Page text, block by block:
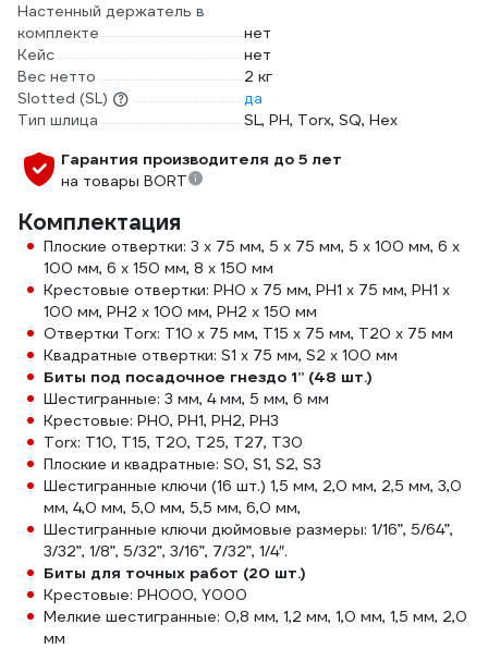
Настенный держатель в
комплекте
нет
Кейс
нет
Вес нетто
2 кг
Slotted (SL)
да
Тип шлица
SL, PH, Torx, SQ, Hex
Гарантия производителя до 5 лет
на товары BORT
Комплектация
Плоские отвертки: 3 x 75 мм, 5 x 75 мм, 5 x 100 мм, 6 x
100 мм, 6 x 150 мм, 8 x 150 мм
Крестовые отвертки: PH0 x 75 мм, PH1 x 75 мм, PH1 x
100 мм, PH2 x 100 мм, PH2 x 150 мм
Отвертки Torx: T10 x 75 мм, T15 x 75 мм, T20 x 75 мм
Квадратные отвертки: S1 x 75 мм, S2 x 100 мм
Биты под посадочное гнездо 1” (48 шт.)
Шестигранные: 3 мм, 4 мм, 5 мм, 6 мм
Крестовые: PH0, PH1, PH2, PH3
Torx: T10, T15, T20, T25, T27, T30
Плоские и квадратные: S0, S1, S2, S3
Шестигранные ключи (16 шт.) 1,5 мм, 2,0 мм, 2,5 мм, 3,0
мм, 4,0 мм, 5,0 мм, 5,5 мм, 6,0 мм,
Шестигранные ключи дюймовые размеры: 1/16”, 5/64”,
3/32”, 1/8”, 5/32”, 3/16”, 7/32”, 1/4″.
Биты для точных работ (20 шт.)
Крестовые: PH000, Y000
Мелкие шестигранные: 0,8 мм, 1,2 мм, 1,0 мм, 1,5 мм, 2,0
мм